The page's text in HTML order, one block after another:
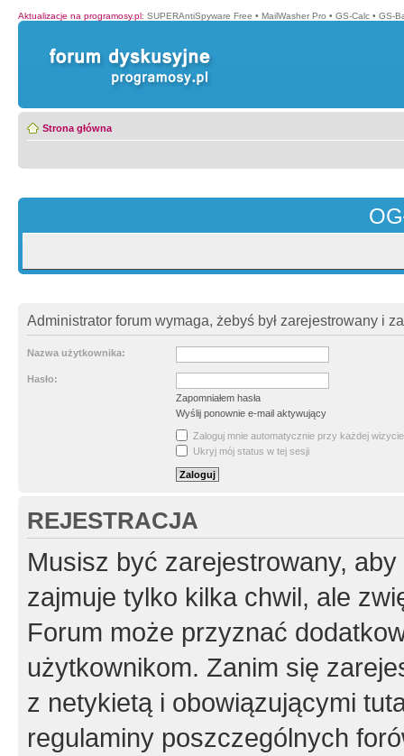
Aktualizacje na programosy.pl: SUPERAntiSpyware Free • MailWasher Pro • GS-Calc • GS-
Strona główna
Administrator forum wymaga, żebyś był zarejestrowany i
Nazwa użytkownika:
Hasło:
Zapomniałem hasła
Wyślij ponownie e-mail aktywujący
Zaloguj mnie automatycznie przy każdej wizycie
Ukryj mój status w tej sesji
REJESTRACJA
Musisz być zarejestrowany,
zajmuje tylko kilka chwil, ale
Forum może przyznać
użytkownikom. Zanim się
z netykietą i obowiązującymi
regulaminy poszczególnych